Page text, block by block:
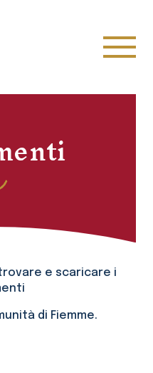
Menu
e scaricare i
di Fiemme.